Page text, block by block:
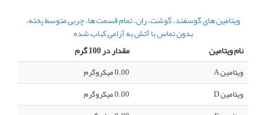
ویتامین های گوسفند، گوشت، ران، تمام قسمت ها، چربی متوسط پخته،
بدون تماس با آتش به آرامی کباب شده
نام ویتامین
مقدار در 100 گرم
ویتامین A
0.00 میکروگرم
ویتامین D
0.00 میکروگرم